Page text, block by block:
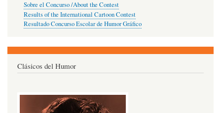
Sobre el Concurso /About the Contest
Results of the International Cartoon Contest
Resultado Concurso Escolar de Humor Gráfico
Clásicos del Humor